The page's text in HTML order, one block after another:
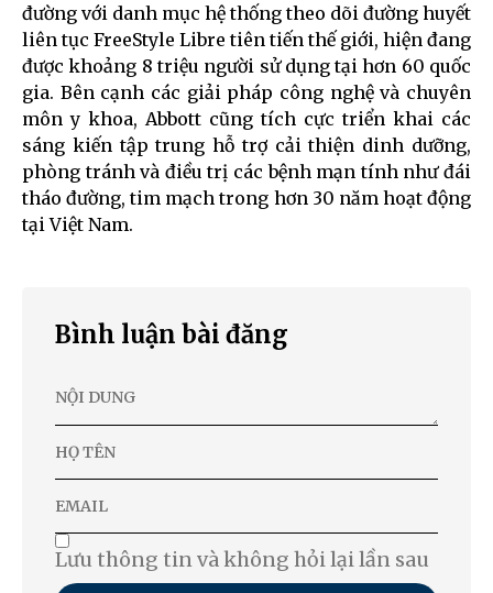
đường với danh mục hệ thống theo dõi đường huyết
liên tục FreeStyle Libre tiên tiến thế giới, hiện đang
được khoảng 8 triệu người sử dụng tại hơn 60 quốc
gia. Bên cạnh các giải pháp công nghệ và chuyên
môn y khoa, Abbott cũng tích cực triển khai các
sáng kiến tập trung hỗ trợ cải thiện dinh dưỡng,
phòng tránh và điều trị các bệnh mạn tính như đái
tháo đường, tim mạch trong hơn 30 năm hoạt động
tại Việt Nam.
Bình luận bài đăng
Lưu thông tin và không hỏi lại lần sau